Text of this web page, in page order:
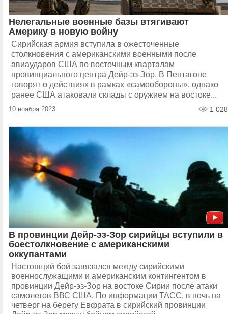
Нелегальные военные базы втягивают
Америку в новую войну
Сирийская армия вступила в ожесточенные
столкновения с американскими военными после
авиаударов США по восточным кварталам
провинциального центра Дейр-эз-Зор. В Пентагоне
говорят о действиях в рамках «самообороны», однако
ранее США атаковали склады с оружием на востоке...
10 ноября 2023 1 028
В провинции Дейр-эз-Зор сирийцы вступили в
боестолкновение с американскими
оккупантами
Настоящий бой завязался между сирийскими
военнослужащими и американским контингентом в
провинции Дейр-эз-Зор на востоке Сирии после атаки
самолетов ВВС США. По информации ТАСС, в ночь на
четверг на берегу Евфрата в сирийский провинции